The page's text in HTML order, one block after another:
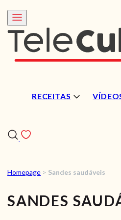
RECEITAS
Homepage > Sandes saudáveis
SANDES